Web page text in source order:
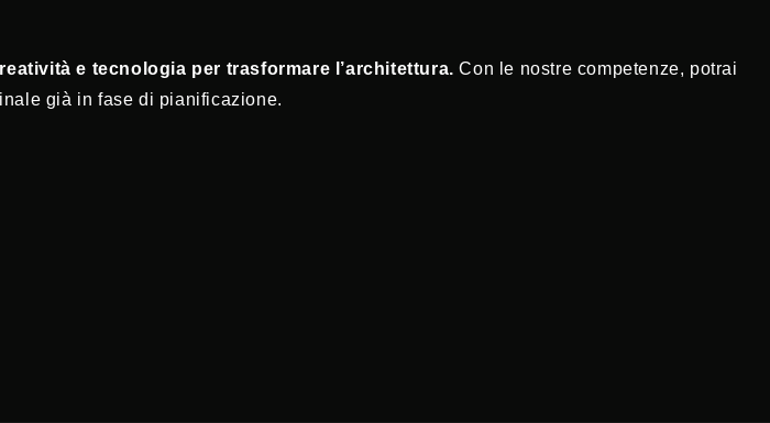
e tecnologia per trasformare l’architettura. Con le nostre competenze, potrai
già in fase di pianificazione.